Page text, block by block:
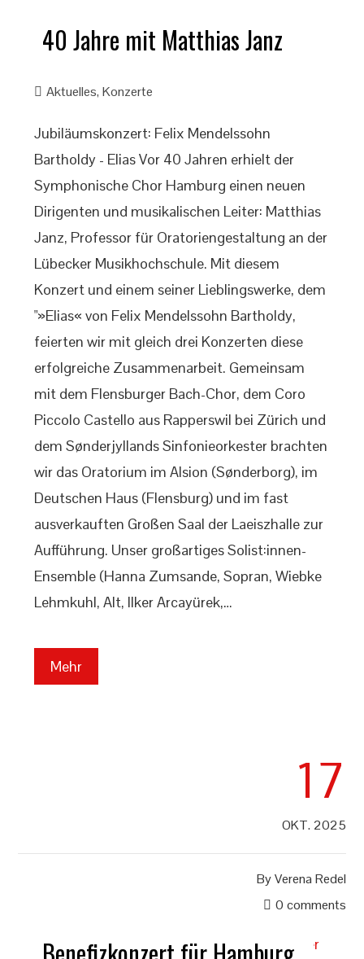
40 Jahre mit Matthias Janz
Aktuelles,Konzerte
Jubiläumskonzert: Felix Mendelssohn
Bartholdy - Elias Vor 40 Jahren erhielt der
Symphonische Chor Hamburg einen neuen
Dirigenten und musikalischen Leiter: Matthias
Janz, Professor für Oratoriengestaltung an der
Lübecker Musikhochschule. Mit diesem
Konzert und einem seiner Lieblingswerke, dem
"»Elias« von Felix Mendelssohn Bartholdy,
feierten wir mit gleich drei Konzerten diese
erfolgreiche Zusammenarbeit. Gemeinsam
mit dem Flensburger Bach-Chor, dem Coro
Piccolo Castello aus Rapperswil bei Zürich und
dem Sønderjyllands Sinfonieorkester brachten
wir das Oratorium im Alsion (Sønderborg), im
Deutschen Haus (Flensburg) und im fast
ausverkauften Großen Saal der Laeiszhalle zur
Aufführung. Unser großartiges Solist:innen-
Ensemble (Hanna Zumsande, Sopran, Wiebke
Lehmkuhl, Alt, Ilker Arcayürek,…
Mehr
17
OKT. 2025
ByVerena Redel
0 comments